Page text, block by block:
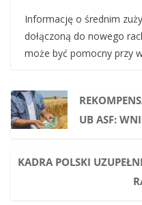
Informację o średnim
dołączoną do nowego
może być pomocny przy
UB ASF:
KADRA POLSKI